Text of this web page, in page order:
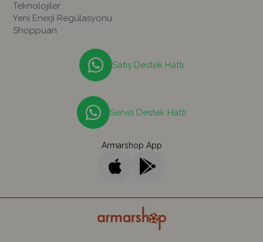
Teknolojiler
Yeni Enerji Regülasyonu
Shoppuan
Satış Destek Hattı
Servis Destek Hattı
Armarshop App